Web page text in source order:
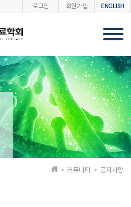
로그인 회원가입 ENGLISH
> 커뮤니티 > 공지사항